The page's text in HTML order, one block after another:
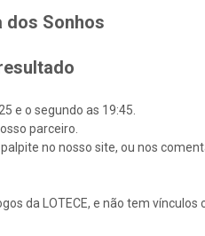
dos Sonhos
e o segundo as 19:45.
parceiro.
no nosso site, ou nos
da LOTECE, e não tem